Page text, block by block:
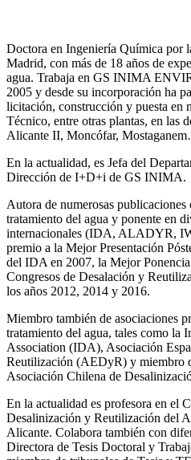
Doctora en Ingeniería Química por
Madrid, con más de 18 años de
agua. Trabaja en GS INIMA
2005 y desde su incorporación ha
licitación, construcción y puesta en
Técnico, entre otras plantas, en las
Alicante II, Moncófar,
En la actualidad, es Jefa del
Dirección de I+D+i de GS INIMA.
Autora de numerosas publicaciones
tratamiento del agua y ponente en
internacionales (IDA, ALADYR,
premio a la Mejor Presentación
del IDA en 2007, la Mejor
Congresos de Desalación y
los años 2012, 2014 y 2016.
Miembro también de asociaciones
tratamiento del agua, tales como la
Association (IDA), Asociación
Reutilización (AEDyR) y miembro
Asociación Chilena de
En la actualidad es profesora en el
Desalinización y Reutilización del
Alicante. Colabora también con
Directora de Tesis Doctoral y